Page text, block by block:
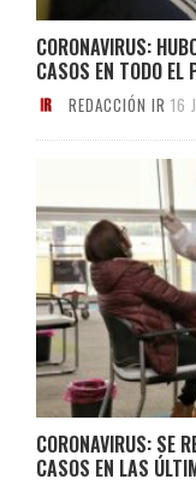
CORONAVIRUS:
CASOS EN TODO EL
REDACCIÓN IR 16
CORONAVIRUS: SE
CASOS EN LAS